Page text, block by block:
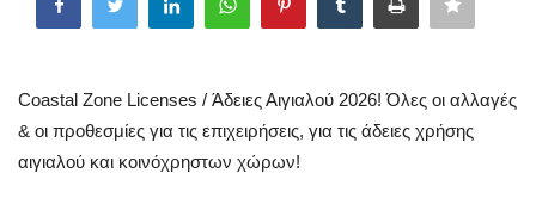
Mykonos
Mykonos Ticker TV
Sport
Coastal Zone Licenses / Άδειες Αιγιαλού 2026! Όλες οι αλλαγές
& οι προθεσμίες για τις επιχειρήσεις, για τις άδειες χρήσης
αιγιαλού και κοινόχρηστων χώρων!